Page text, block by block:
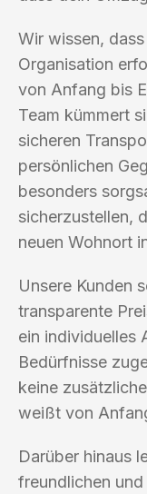
Wir wissen,
Organisation
von Anfang bis
Team kümmert
sicheren
persönlichen
besonders
sicherzustellen,
neuen Wohnort
Unsere Kunden
transparente
ein individuelles
Bedürfnisse
keine
weißt von
Darüber hinaus
freundlichen